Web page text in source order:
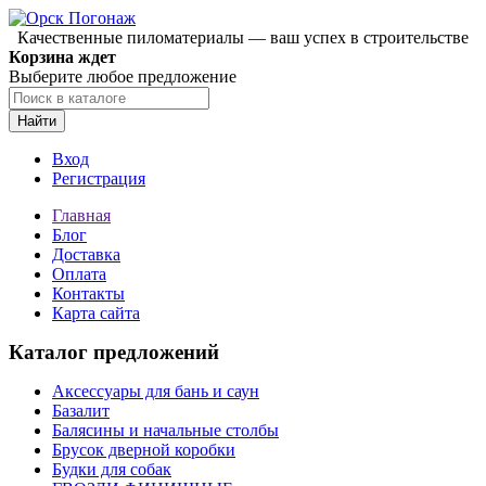
Качественные пиломатериалы — ваш успех в строительстве
Корзина ждет
Выберите любое предложение
Найти
Вход
Регистрация
Главная
Блог
Доставка
Оплата
Контакты
Карта сайта
Каталог предложений
Аксессуары для бань и саун
Базалит
Балясины и начальные столбы
Брусок дверной коробки
Будки для собак